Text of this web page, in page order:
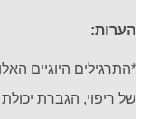
הערות:
*התרגילים היוגיים
של ריפוי, הגברת